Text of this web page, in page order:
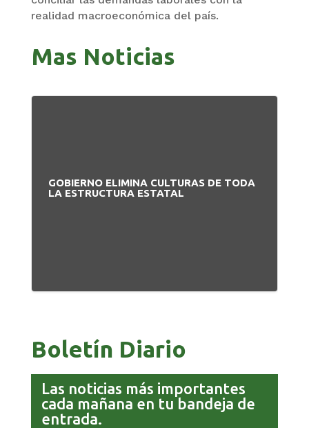
realidad macroeconómica del país.
Mas Noticias
GOBIERNO ELIMINA CULTURAS DE TODA
LA ESTRUCTURA ESTATAL
Boletín Diario
Las noticias más importantes
cada mañana en tu bandeja de
entrada.